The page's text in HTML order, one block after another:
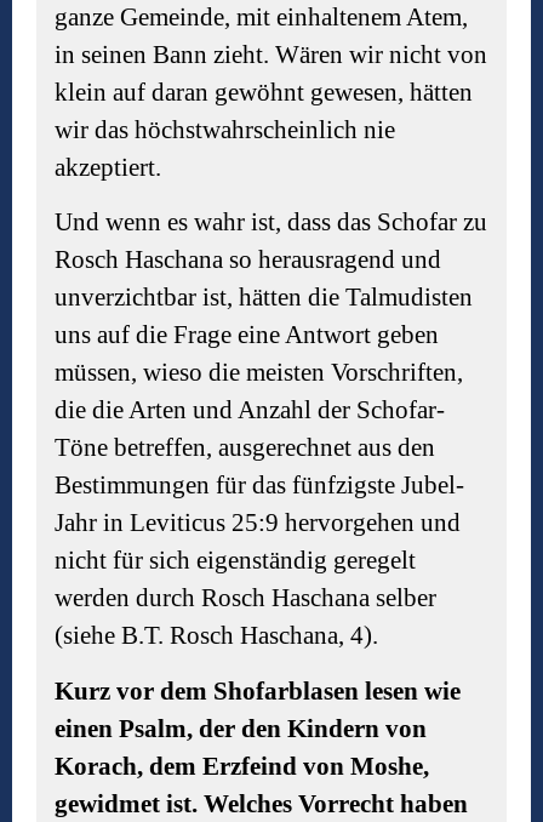
ganze Gemeinde, mit einhaltenem Atem,
in seinen Bann zieht. Wären wir nicht von
klein auf daran gewöhnt gewesen, hätten
wir das höchstwahrscheinlich nie
akzeptiert.
Und wenn es wahr ist, dass das Schofar zu
Rosch Haschana so herausragend und
unverzichtbar ist, hätten die Talmudisten
uns auf die Frage eine Antwort geben
müssen, wieso die meisten Vorschriften,
die die Arten und Anzahl der Schofar-
Töne betreffen, ausgerechnet aus den
Bestimmungen für das fünfzigste Jubel-
Jahr in Leviticus 25:9 hervorgehen und
nicht für sich eigenständig geregelt
werden durch Rosch Haschana selber
(siehe B.T. Rosch Haschana, 4).
Kurz vor dem Shofarblasen lesen wie
einen Psalm, der den Kindern von
Korach, dem Erzfeind von Moshe,
gewidmet ist. Welches Vorrecht haben